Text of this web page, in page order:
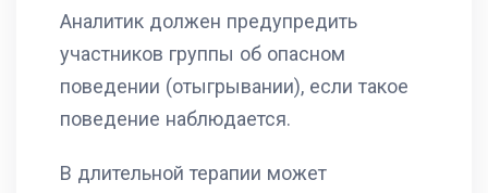
Аналитик должен предупредить
участников группы об опасном
поведении (отыгрывании), если такое
поведение наблюдается.
В длительной терапии может